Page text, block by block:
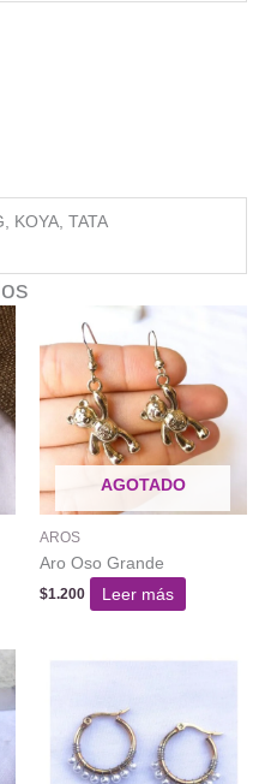
KOYA, TATA
AGOTADO
AROS
Aro Oso Grande
$1.200 Leer más